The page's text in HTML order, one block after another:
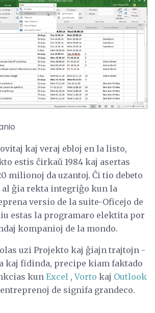
kaj veraj ebloj en la listo,
estis ĉirkaŭ 1984 kaj asertas
milionoj da uzantoj. Ĉi tio debeto
al ĝia rekta integriĝo kun la
versio de la suite-Oficejo de
estas la programaro elektita por
kompanioj de la mondo.
uzi Projekto kaj ĝiajn trajtojn -
kaj fidinda, precipe kiam faktado
kunExcel ,Vorto kaj Outlook
de signifa grandeco.